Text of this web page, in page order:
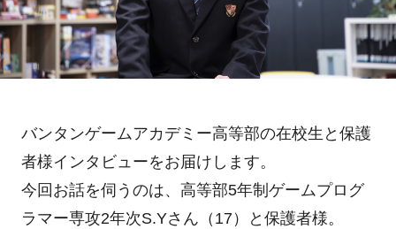
バンタンゲームアカデミー高等部の在校生と保護
者様インタビューをお届けします。
今回お話を伺うのは、高等部5年制ゲームプログ
ラマー専攻2年次S.Yさん（17）と保護者様。